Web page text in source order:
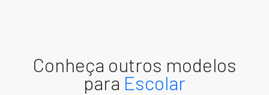
Conheça outros modelos
para Escolar